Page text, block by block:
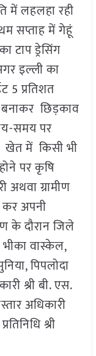
में लहलहा रही
सप्ताह में गेहूं
टाप ड्रेसिंग
इल्ली का
5 प्रतिशत
बनाकर छिड़काव
समय पर
खेत में किसी भी
पर कृषि
अथवा ग्रामीण
कर अपनी
के दौरान जिले
वास्केल,
पिपलोदा
श्री बी. एस.
अधिकारी
श्री